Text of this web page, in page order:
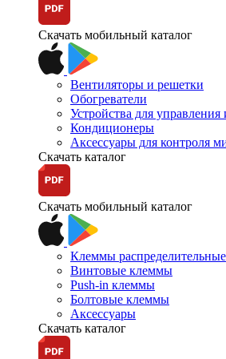
Скачать мобильный каталог
Вентиляторы и решетки
Обогреватели
Устройства для
Кондиционеры
Аксессуары для контроля
Скачать каталог
Скачать мобильный каталог
Клеммы распределительные
Винтовые клеммы
Push-in клеммы
Болтовые клеммы
Аксессуары
Скачать каталог